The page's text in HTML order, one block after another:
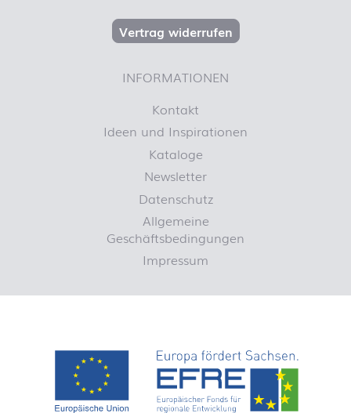
Vertrag widerrufen
INFORMATIONEN
Kontakt
Ideen und Inspirationen
Kataloge
Newsletter
Datenschutz
Allgemeine
Geschäftsbedingungen
Impressum